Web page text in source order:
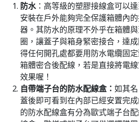
防水：高等級的塑膠接線盒可以
安裝在戶外能夠完全保護箱體內
器。其防水的原理不外乎在箱體
圈，讓蓋子與箱身緊密接合，達
得任何開孔處都要用防水電纜固
箱體密合後配線，若是直接將電
效果喔！
自帶端子台的防水配線盒： 如其
蓋後即可看到在內部已經安置完
的防水配線盒有分為歐式端子台